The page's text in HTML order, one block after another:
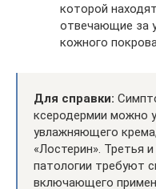
которой
отвечающие за
кожного
Для справки:
ксеродермии можно
увлажняющего
«Лостерин». Третья
патологии требуют
включающего